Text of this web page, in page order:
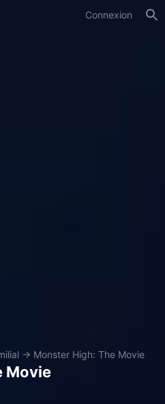
Connexion
→ Monster High: The Movie
Movie